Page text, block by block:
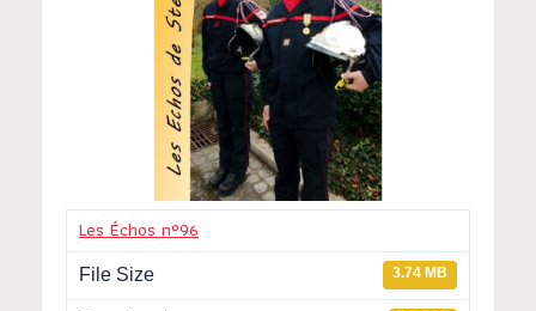
Les Échos n°96
File Size 3.74 MB